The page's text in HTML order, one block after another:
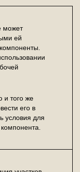
может
ей
и того же
его в
условия для